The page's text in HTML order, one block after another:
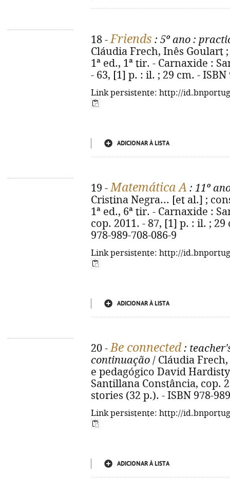
18 -Friends : 5º ano :
Cláudia Frech, Inês Goulart
1ª ed., 1ª tir. - Carnaxide :
- 63, [1] p. : il. ; 29 cm. - ISBN
Link persistente: http://
ADICIONAR À LISTA
19 -Matemática A : 11º
Cristina Negra... [et al.] ;
1ª ed., 6ª tir. - Carnaxide :
cop. 2011. - 87, [1] p. : il. ;
978-989-708-086-9
Link persistente: http://
ADICIONAR À LISTA
20 -Be connected :
continuação / Cláudia
e pedagógico David
Santillana Constância, cop.
stories (32 p.). - ISBN 978-
Link persistente: http://
ADICIONAR À LISTA